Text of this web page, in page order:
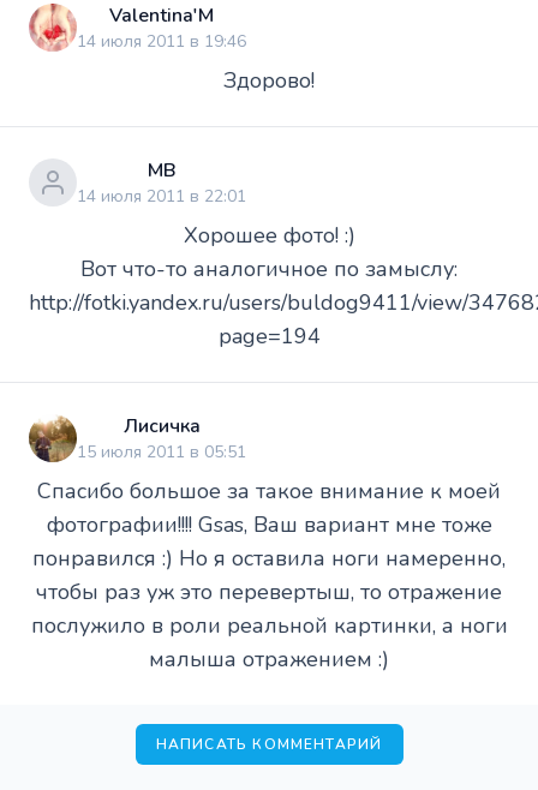
Valentina'M
14 июля 2011 в 19:46
Здорово!
МВ
14 июля 2011 в 22:01
Хорошее фото! :)
Вот что-то аналогичное по замыслу:
http://fotki.yandex.ru/users/buldog9411/view/
page=194
Лисичка
15 июля 2011 в 05:51
Спасибо большое за такое внимание к моей
фотографии!!!! Gsas, Ваш вариант мне тоже
понравился :) Но я оставила ноги намеренно,
чтобы раз уж это перевертыш, то отражение
послужило в роли реальной картинки, а ноги
малыша отражением :)
НАПИСАТЬ КОММЕНТАРИЙ